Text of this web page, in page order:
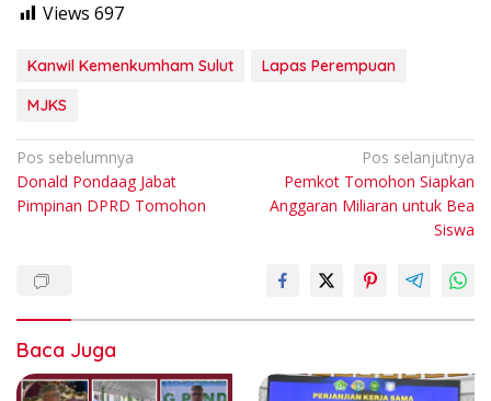
Views 697
Kanwil Kemenkumham Sulut
Lapas Perempuan
MJKS
Navigasi
pos
Pos sebelumnya
Donald Pondaag Jabat
Pimpinan DPRD Tomohon
Pos selanjutnya
Pemkot Tomohon Siapkan
Anggaran Miliaran untuk Bea
Siswa
Baca Juga